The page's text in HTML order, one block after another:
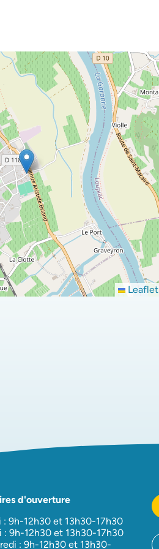
Leaflet
onglet)
d'ouverture
: 9h-12h30 et 13h30-17h30
: 9h-12h30 et 13h30-17h30
: 9h-12h30 et 13h30-